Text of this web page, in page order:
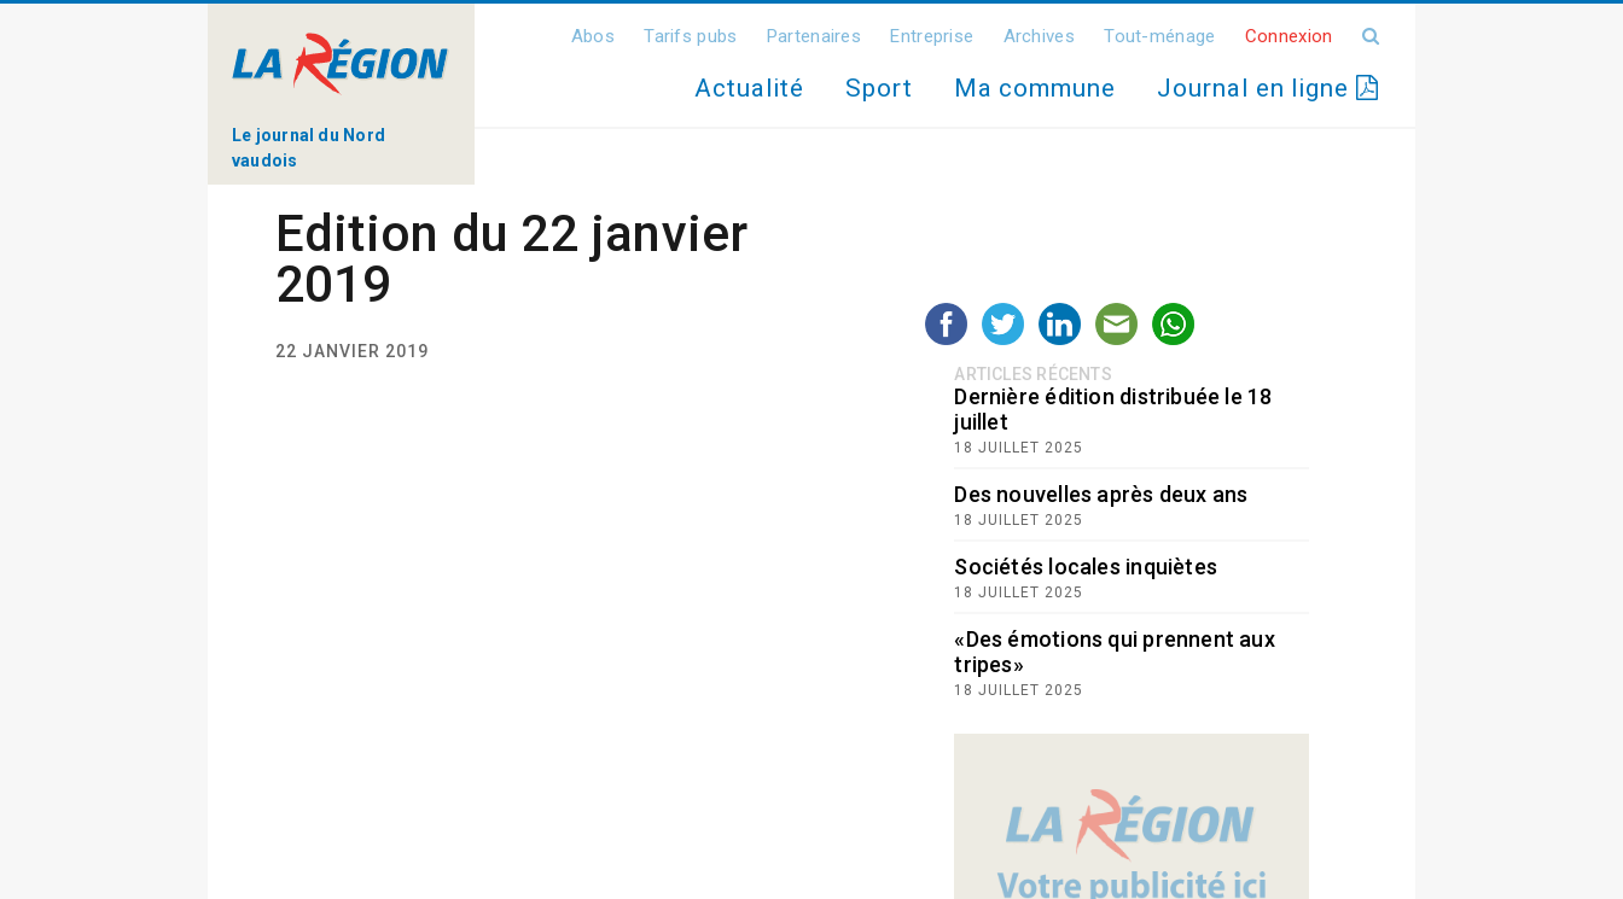
Le journal du Nord
vaudois
Abos Tarifs pubs Partenaires Entreprise Archives Tout-ménage Connexion
Actualité Sport Ma commune Journal en ligne
Edition du 22 janvier
2019
22 JANVIER 2019
ARTICLES RÉCENTS
Dernière édition distribuée le 18
juillet
18 JUILLET 2025
Des nouvelles après deux ans
18 JUILLET 2025
Sociétés locales inquiètes
18 JUILLET 2025
«Des émotions qui prennent aux
tripes»
18 JUILLET 2025